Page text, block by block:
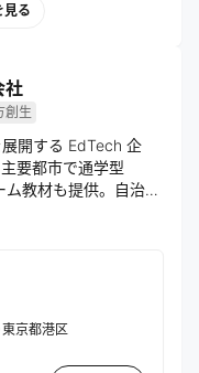
見る
社
創生
開する EdTech 企
要都市で通学型
ム教材も提供。自治
修も実施。次世代イ
東京都港区